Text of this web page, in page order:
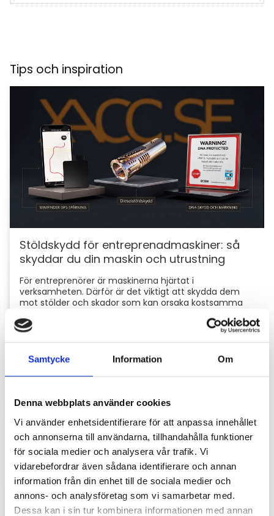
Samtycke Information Om
Denna webbplats använder cookies
Vi använder enhetsidentifierare för att anpassa innehållet
och annonserna till användarna, tillhandahålla funktioner
för sociala medier och analysera vår trafik. Vi
vidarebefordrar även sådana identifierare och annan
information från din enhet till de sociala medier och
annons- och analysföretag som vi samarbetar med.
Dessa kan i sin tur kombinera informationen med annan
Tips och inspiration
Stöldskydd för entreprenadmaskiner: så
skyddar du din maskin och utrustning
För entreprenörer är maskinerna hjärtat i
verksamheten. Därför är det viktigt att skydda dem
mot stölder och skador som kan orsaka kostsamma
Hyttbord till traktorn, den lilla detaljen som
gör stor skillnad i vardagen
Traktorhytten är för många mer än bara en plats där
arbetet utförs. Det är kontoret, fikarummet och ibland